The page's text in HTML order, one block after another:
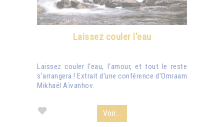
Laissez couler l'eau
Laissez couler l'eau, l'amour, et tout le reste
s'arrangera ! Extrait d'une conférence d'Omraam
Mikhaël Aïvanhov.
Voir...